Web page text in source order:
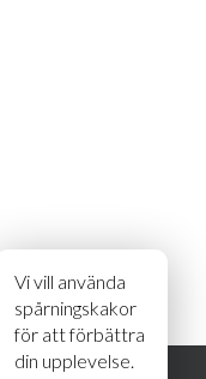
Vi vill använda
spårningskakor
för att förbättra
din upplevelse.